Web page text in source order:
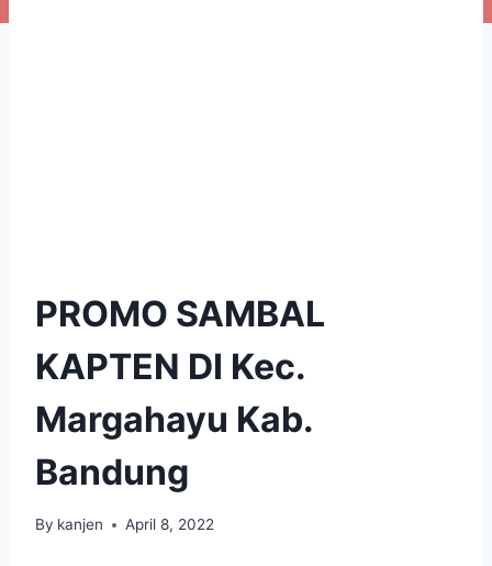
PROMO SAMBAL
KAPTEN DI Kec.
Margahayu Kab.
Bandung
By kanjen April 8, 2022